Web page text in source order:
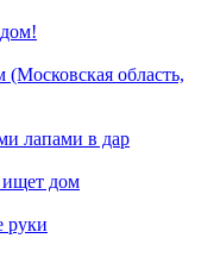
область,
лапами в дар
ищет дом
руки